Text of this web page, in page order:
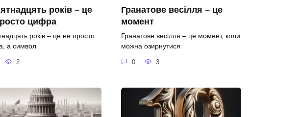
років – це
цифра
років – це не просто
а символ
2
Гранатове весілля – це
момент
Гранатове весілля – це момент, коли
можна озирнутися
0 3